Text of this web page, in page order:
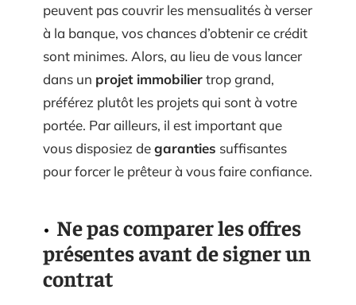
peuvent pas couvrir les mensualités à verser
à la banque, vos chances d’obtenir ce crédit
sont minimes. Alors, au lieu de vous lancer
dans un projet immobiliertrop grand,
préférez plutôt les projets qui sont à votre
portée. Par ailleurs, il est important que
vous disposiez degaranties suffisantes
pour forcer le prêteur à vous faire confiance.
Ne pas comparer les offres
présentes avant de signer un
contrat